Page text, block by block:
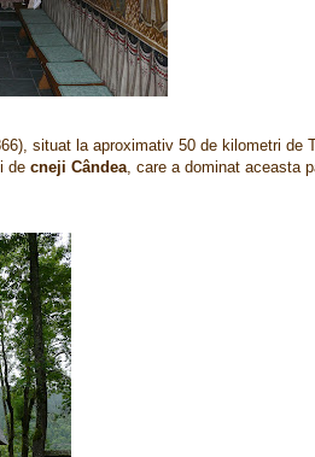
situat la aproximativ 50 de kilometri de
de cneji Cândea, care a dominat aceasta